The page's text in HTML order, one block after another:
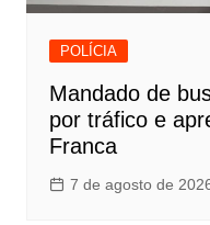
POLÍCIA
Mandado de
por tráfico e
Franca
7 de agosto de